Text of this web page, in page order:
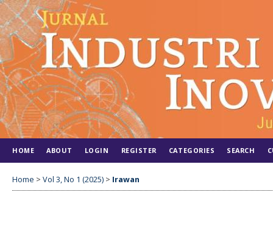
HOME ABOUT LOGIN REGISTER CATEGORIES SEARCH
Home > Vol 3, No 1 (2025) > Irawan